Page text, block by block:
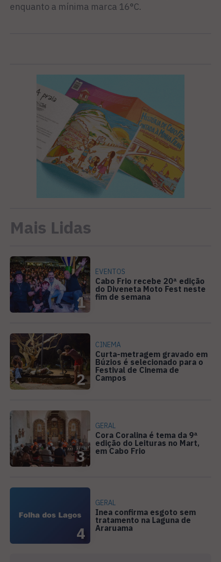
enquanto a mínima marca 16°C.
Mais Lidas
1
EVENTOS
Cabo Frio recebe 20ª edição
do Diveneta Moto Fest neste
fim de semana
2
CINEMA
Curta-metragem gravado em
Búzios é selecionado para o
Festival de Cinema de
Campos
3
GERAL
Cora Coralina é tema da 9ª
edição do Leituras no Mart,
em Cabo Frio
4
GERAL
Inea confirma esgoto sem
tratamento na Laguna de
Araruama